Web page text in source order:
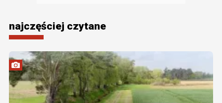
najczęściej czytane